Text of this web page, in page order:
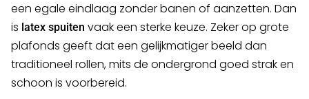
een egale eindlaag zonder banen of aanzetten. Dan
is latex spuiten vaak een sterke keuze. Zeker op grote
plafonds geeft dat een gelijkmatiger beeld dan
traditioneel rollen, mits de ondergrond goed strak en
schoon is voorbereid.